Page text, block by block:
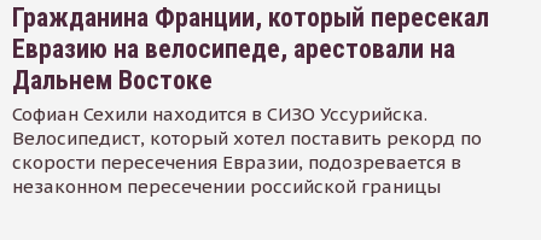
Гражданина Франции, который пересекал
Евразию на велосипеде, арестовали на
Дальнем Востоке
Софиан Сехили находится в СИЗО Уссурийска.
Велосипедист, который хотел поставить рекорд по
скорости пересечения Евразии, подозревается в
незаконном пересечении российской границы